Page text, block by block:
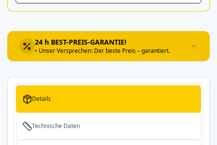
24 h BEST-PREIS-GARANTIE!
• Unser Versprechen: Der beste Preis – garantiert.
Details
Technische Daten